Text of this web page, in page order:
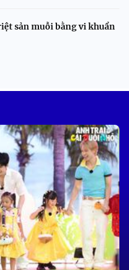
sản muỗi bằng vi khuẩn